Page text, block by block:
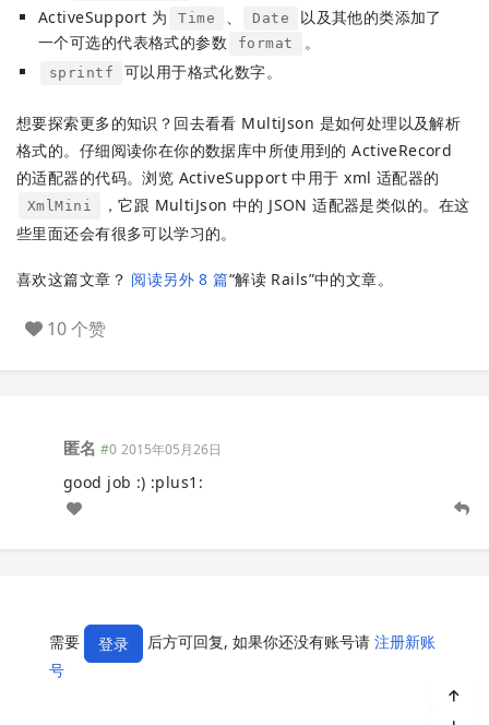
ActiveSupport 为
Time 、 Date
以及其他的类添加了
一个可选的代表格式的参数
format 。
sprintf 可以用于格式化数字。
想要探索更多的知识？回去看看 MultiJson 是如何处理以及解析
格式的。仔细阅读你在你的数据库中所使用到的 ActiveRecord
的适配器的代码。浏览 ActiveSupport 中用于 xml 适配器的
XmlMini
，它跟 MultiJson 中的 JSON 适配器是类似的。在这
些里面还会有很多可以学习的。
喜欢这篇文章？ 阅读另外 8 篇“解读 Rails”中的文章。
10 个赞
匿名 #0 2015年05月26日
good job :) :plus1:
需要 登录 后方可回复, 如果你还没有账号请 注册新账
号